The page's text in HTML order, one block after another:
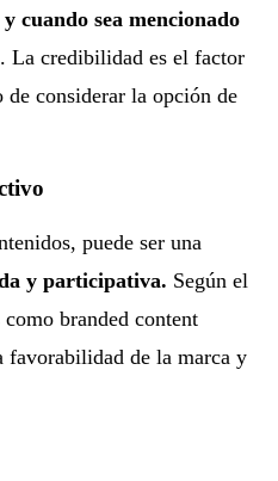
cuando sea mencionado
. La credibilidad es el factor
considerar la opción de
puede ser una
y participativa. Según el
branded content
favorabilidad de la marca y